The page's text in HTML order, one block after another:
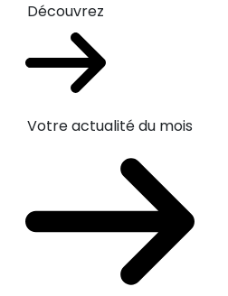
Découvrez
Votre actualité du mois